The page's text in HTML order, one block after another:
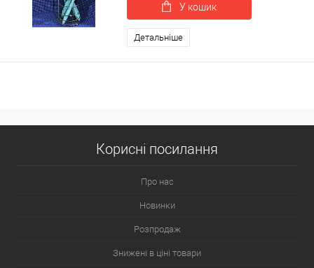
У кошик
Детальніше
Корисні посилання
Про нас
Новинки
Розпродаж
Знижені в ціні товари